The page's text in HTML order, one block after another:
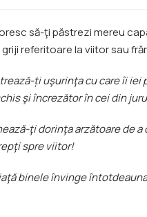
să-ţi păstrezi mereu
griji referitoare la viitor sau
ți uşurinţa cu care îi iei
şi încrezător în cei din
ţi dorinţa arzătoare de
spre viitor!
binele învinge